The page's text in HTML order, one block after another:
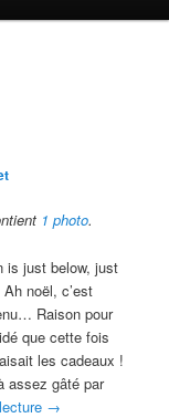
1 photo.
is just below, just
noël, c’est
Raison pour
que cette fois
les cadeaux !
assez gâté par
→